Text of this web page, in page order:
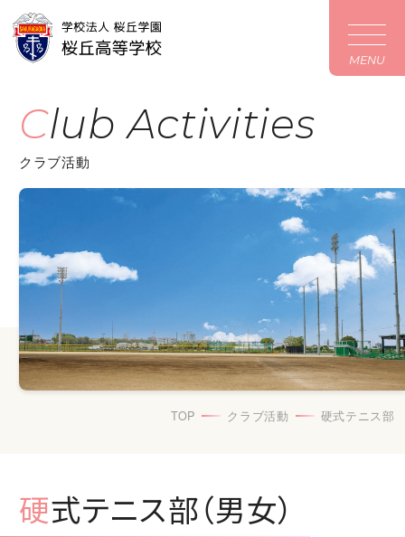
MENU
Club Activities
クラブ活動
TOP クラブ活動 硬式テニス部
硬式テニス部（男女）